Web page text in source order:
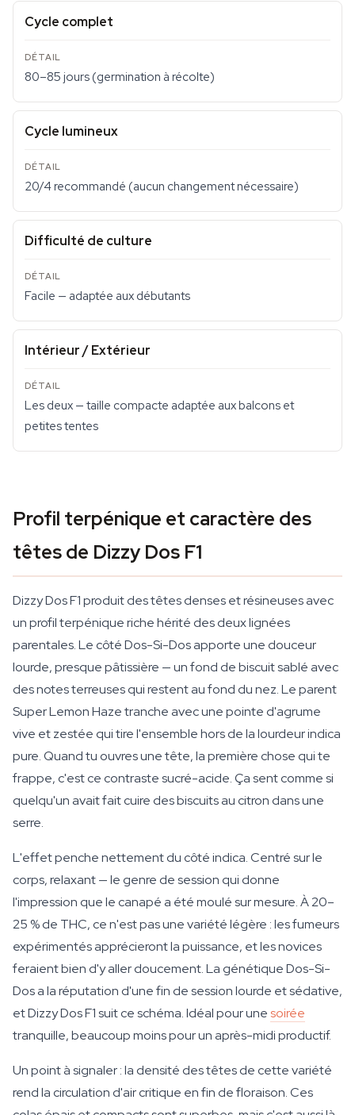
Cycle complet
80–85 jours (germination à récolte)
Cycle lumineux
20/4 recommandé (aucun changement nécessaire)
Difficulté de culture
Facile — adaptée aux débutants
Intérieur / Extérieur
Les deux — taille compacte adaptée aux balcons et
petites tentes
Profil terpénique et caractère des
têtes de Dizzy Dos F1
Dizzy Dos F1 produit des têtes denses et résineuses avec
un profil terpénique riche hérité des deux lignées
parentales. Le côté Dos-Si-Dos apporte une douceur
lourde, presque pâtissière — un fond de biscuit sablé avec
des notes terreuses qui restent au fond du nez. Le parent
Super Lemon Haze tranche avec une pointe d'agrume
vive et zestée qui tire l'ensemble hors de la lourdeur indica
pure. Quand tu ouvres une tête, la première chose qui te
frappe, c'est ce contraste sucré-acide. Ça sent comme si
quelqu'un avait fait cuire des biscuits au citron dans une
serre.
L'effet penche nettement du côté indica. Centré sur le
corps, relaxant — le genre de session qui donne
l'impression que le canapé a été moulé sur mesure. À 20–
25 % de THC, ce n'est pas une variété légère : les fumeurs
expérimentés apprécieront la puissance, et les novices
feraient bien d'y aller doucement. La génétique Dos-Si-
Dos a la réputation d'une fin de session lourde et sédative,
et Dizzy Dos F1 suit ce schéma. Idéal pour unesoirée
tranquille, beaucoup moins pour un après-midi productif.
Un point à signaler : la densité des têtes de cette variété
rend la circulation d'air critique en fin de floraison. Ces